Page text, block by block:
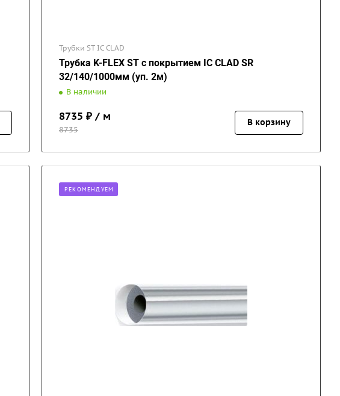
Трубки ST IC CLAD
Трубка K-FLEX ST с покрытием IC CLAD SR
32/140/1000мм (уп. 2м)
В наличии
8735 ₽ / м
8735
В корзину
РЕКОМЕНДУЕМ